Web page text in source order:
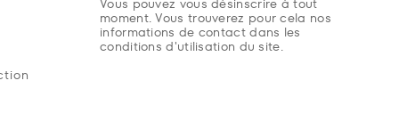
moment. Vous trouverez pour cela nos
informations de contact dans les
conditions d'utilisation du site.